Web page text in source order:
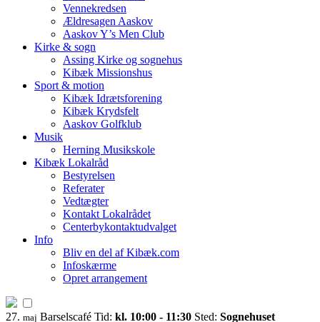
Vennekredsen
Ældresagen Aaskov
Aaskov Y’s Men Club
Kirke & sogn
Assing Kirke og sognehus
Kibæk Missionshus
Sport & motion
Kibæk Idrætsforening
Kibæk Krydsfelt
Aaskov Golfklub
Musik
Herning Musikskole
Kibæk Lokalråd
Bestyrelsen
Referater
Vedtægter
Kontakt Lokalrådet
Centerbykontaktudvalget
Info
Bliv en del af Kibæk.com
Infoskærme
Opret arrangement
27. maj Barselscafé Tid: kl. 10:00 - 11:30 Sted: Sognehuset